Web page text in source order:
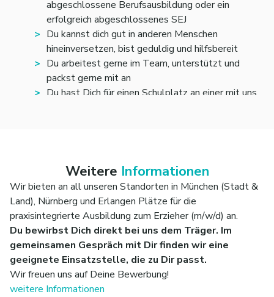
abgeschlossene Berufsausbildung oder ein
erfolgreich abgeschlossenes SEJ
Du kannst dich gut in anderen Menschen
hineinversetzen, bist geduldig und hilfsbereit
Du arbeitest gerne im Team, unterstützt und
packst gerne mit an
Du hast Dich für einen Schulplatz an einer mit uns
Weitere Informationen
Wir bieten an all unseren Standorten in München (Stadt &
Land), Nürnberg und Erlangen Plätze für die
praxisintegrierte Ausbildung zum Erzieher (m/w/d) an.
Du bewirbst Dich direkt bei uns dem Träger. Im
gemeinsamen Gespräch mit Dir finden wir eine
geeignete Einsatzstelle, die zu Dir passt.
Wir freuen uns auf Deine Bewerbung!
weitere Informationen